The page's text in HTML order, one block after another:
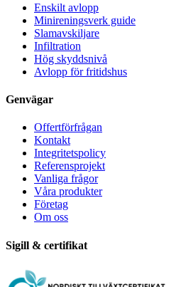
Enskilt avlopp
Minireningsverk guide
Slamavskiljare
Infiltration
Hög skyddsnivå
Avlopp för fritidshus
Genvägar
Offertförfrågan
Kontakt
Integritetspolicy
Referensprojekt
Vanliga frågor
Våra produkter
Företag
Om oss
Sigill & certifikat